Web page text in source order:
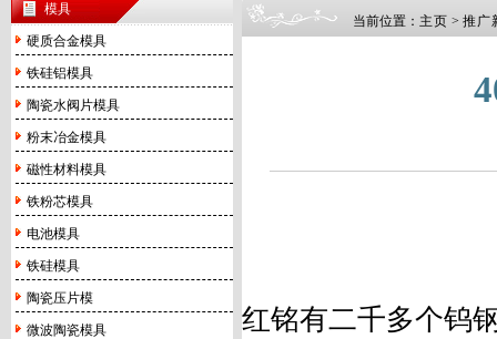
模具
硬质合金模具
铁硅铝模具
陶瓷水阀片模具
粉末冶金模具
磁性材料模具
铁粉芯模具
电池模具
铁硅模具
陶瓷压片模
微波陶瓷模具
当前位置： 主页 > 推广
红铭有二千多个钨